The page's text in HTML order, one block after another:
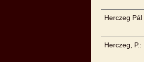
Herczeg Pál
Herczeg, P.: